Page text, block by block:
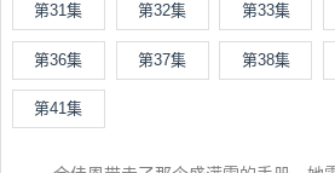
第31集 第32集 第33集
第36集 第37集 第38集
第41集